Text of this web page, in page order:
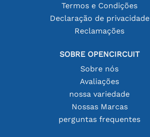
Termos e Condições
Declaração de privacidade
Reclamações
SOBRE OPENCIRCUIT
Sobre nós
Avaliações
nossa variedade
Nossas Marcas
perguntas frequentes